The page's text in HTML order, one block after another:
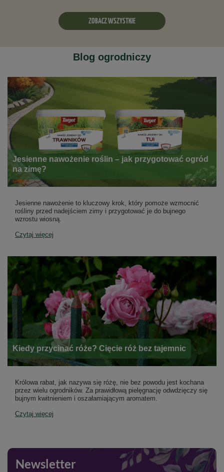
ZOBACZ WSZYSTKIE
Blog ogrodniczy
Jesienne nawożenie roślin – jak przygotować ogród
na zimę?
Jesienne nawożenie to kluczowy krok, który pomoże wzmocnić
rośliny przed nadejściem zimy i przygotować je do bujnego
wzrostu wiosną.
Czytaj więcej
Kiedy przycinać róże? Cięcie róż bez tajemnic
Królowa rabat, jak nazywa się różę, nie bez powodu jest kochana
przez wielu ogrodników. Za prawidłową pielęgnację odwdzięczy się
bujnym kwitnieniem i oszałamiającym aromatem.
Czytaj więcej
Newsletter